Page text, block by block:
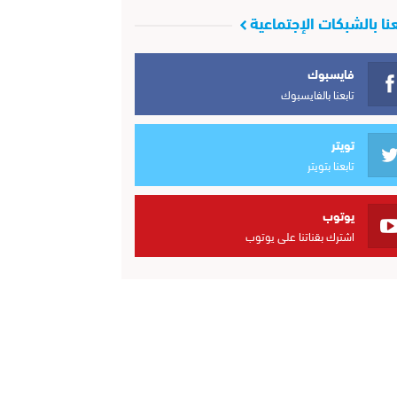
بالشبكات الإجتماعية
فايسبوك
تابعنا بالفايسبوك
تويتر
تابعنا بتويتر
يوتوب
اشترك بقناتنا على يوتوب